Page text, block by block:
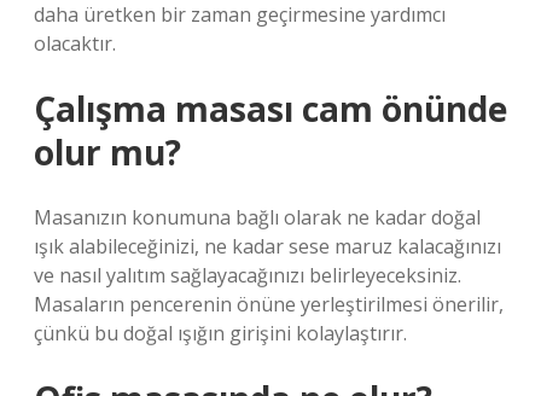
daha üretken bir zaman geçirmesine yardımcı
olacaktır.
Çalışma masası cam önünde
olur mu?
Masanızın konumuna bağlı olarak ne kadar doğal
ışık alabileceğinizi, ne kadar sese maruz kalacağınızı
ve nasıl yalıtım sağlayacağınızı belirleyeceksiniz.
Masaların pencerenin önüne yerleştirilmesi önerilir,
çünkü bu doğal ışığın girişini kolaylaştırır.